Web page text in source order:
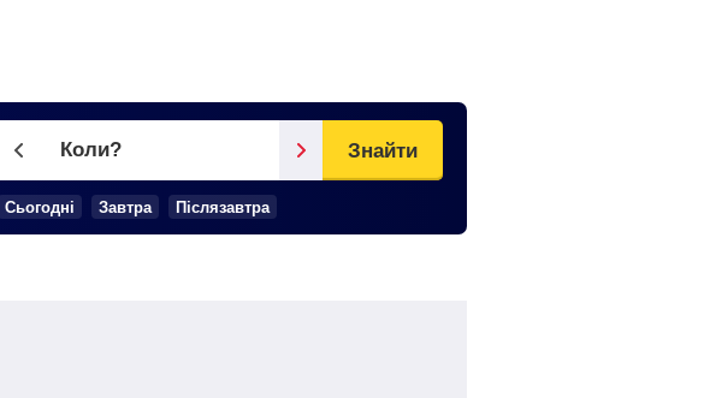
Коли?
Cьогодні Завтра Післязавтра
Знайти